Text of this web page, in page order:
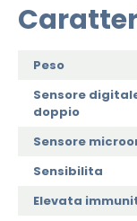
Peso
Sensore
doppio
Sensore
Sensibilita
Elevata